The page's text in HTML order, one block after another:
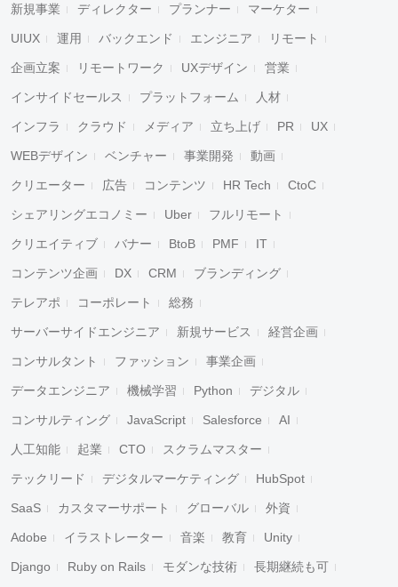
新規事業 ディレクター プランナー マーケター
UIUX 運用 バックエンド エンジニア リモート
企画立案 リモートワーク UXデザイン 営業
インサイドセールス プラットフォーム 人材
インフラ クラウド メディア 立ち上げ PR UX
WEBデザイン ベンチャー 事業開発 動画
クリエーター 広告 コンテンツ HR Tech CtoC
シェアリングエコノミー Uber フルリモート
クリエイティブ バナー BtoB PMF IT
コンテンツ企画 DX CRM ブランディング
テレアポ コーポレート 総務
サーバーサイドエンジニア 新規サービス 経営企画
コンサルタント ファッション 事業企画
データエンジニア 機械学習 Python デジタル
コンサルティング JavaScript Salesforce AI
人工知能 起業 CTO スクラムマスター
テックリード デジタルマーケティング HubSpot
SaaS カスタマーサポート グローバル 外資
Adobe イラストレーター 音楽 教育 Unity
Django Ruby on Rails モダンな技術 長期継続も可